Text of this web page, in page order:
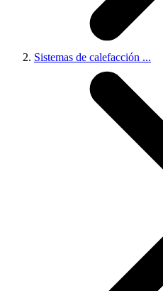
Sistemas de calefacción ...